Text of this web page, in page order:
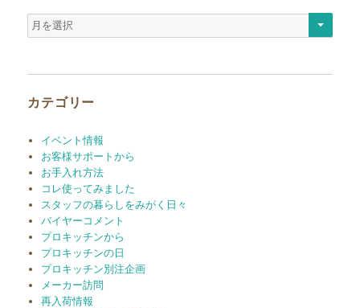
ア
ー
カテゴリー
イベント情報
お客様サポートから
お手入れ方法
コレ使ってみました
スタッフの暮らしをみがく日々
バイヤーコメント
プロキッチンから
プロキッチンの日
プロキッチン別注企画
メーカー訪問
再入荷情報